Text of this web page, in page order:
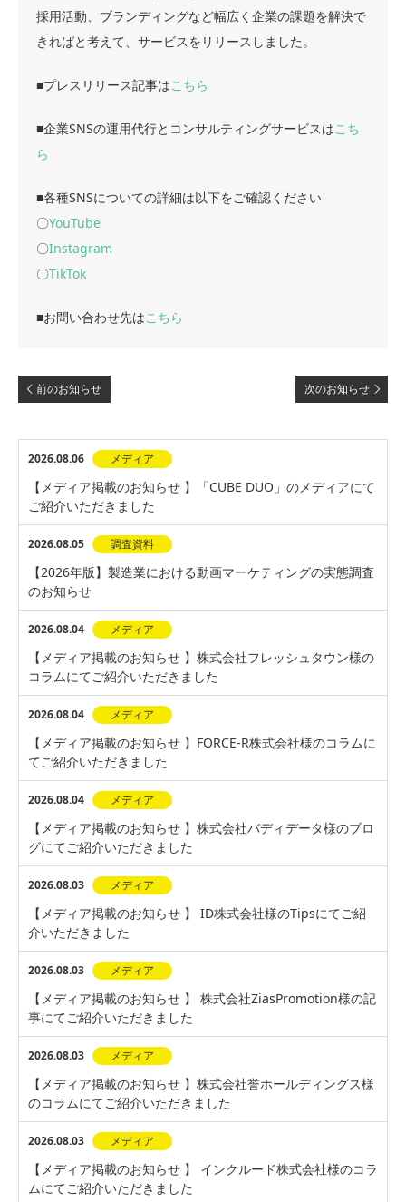
採用活動、ブランディングなど幅広く企業の課題を解決で
きればと考えて、サービスをリリースしました。
■プレスリリース記事はこちら
■企業SNSの運用代行とコンサルティングサービスはこち
ら
■各種SNSについての詳細は以下をご確認ください
〇YouTube
〇Instagram
〇TikTok
■お問い合わせ先はこちら
前のお知らせ 次のお知らせ
2026.08.06 メディア
【メディア掲載のお知らせ 】「CUBE DUO」のメディアにて
ご紹介いただきました
2026.08.05 調査資料
【2026年版】製造業における動画マーケティングの実態調査
のお知らせ
2026.08.04 メディア
【メディア掲載のお知らせ 】株式会社フレッシュタウン様の
コラムにてご紹介いただきました
2026.08.04 メディア
【メディア掲載のお知らせ 】FORCE-R株式会社様のコラムに
てご紹介いただきました
2026.08.04 メディア
【メディア掲載のお知らせ 】株式会社バディデータ様のブロ
グにてご紹介いただきました
2026.08.03 メディア
【メディア掲載のお知らせ 】 ID株式会社様のTipsにてご紹
介いただきました
2026.08.03 メディア
【メディア掲載のお知らせ 】 株式会社ZiasPromotion様の記
事にてご紹介いただきました
2026.08.03 メディア
【メディア掲載のお知らせ 】株式会社誉ホールディングス様
のコラムにてご紹介いただきました
2026.08.03 メディア
【メディア掲載のお知らせ 】 インクルード株式会社様のコラ
ムにてご紹介いただきました